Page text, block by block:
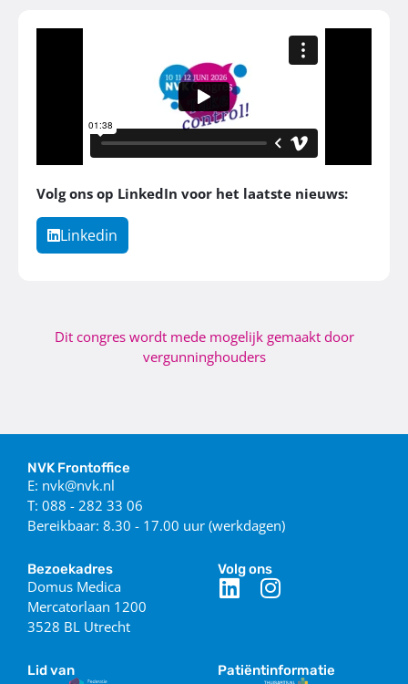
Volg ons op LinkedIn voor het laatste nieuws:
Linkedin
Dit congres wordt mede mogelijk gemaakt door
vergunninghouders
NVK Frontoffice
E: nvk@nvk.nl
T: 088 - 282 33 06
Bereikbaar: 8.30 - 17.00 uur (werkdagen)
Bezoekadres
Domus Medica
Mercatorlaan 1200
3528 BL Utrecht
Volg ons
Lid van Patiëntinformatie